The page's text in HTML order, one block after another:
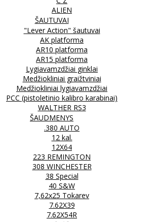
ALIEN
ŠAUTUVAI
"Lever Action" šautuvai
AK platforma
AR10 platforma
AR15 platforma
Lygiavamzdžiai ginklai
Medžiokliniai graižtviniai
Medžiokliniai lygiavamzdžiai
PCC (pistoletinio kalibro karabinai)
WALTHER RS3
ŠAUDMENYS
.380 AUTO
12 kal.
12X64
223 REMINGTON
308 WINCHESTER
38 Special
40 S&W
7,62x25 Tokarev
7.62X39
7.62X54R